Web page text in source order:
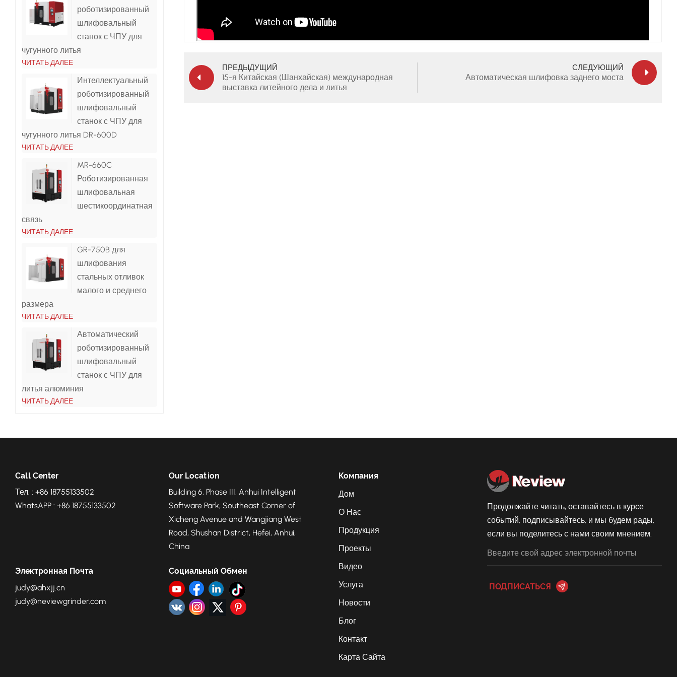
роботизированный
шлифовальный
станок с ЧПУ для
чугунного литья
ЧИТАТЬ ДАЛЕЕ
Интеллектуальный
роботизированный
шлифовальный
станок с ЧПУ для
чугунного литья DR-600D
ЧИТАТЬ ДАЛЕЕ
MR-660C
Роботизированная
шлифовальная
шестикоординатная
связь
ЧИТАТЬ ДАЛЕЕ
GR-750B для
шлифования
стальных отливок
малого и среднего
размера
ЧИТАТЬ ДАЛЕЕ
Автоматический
роботизированный
шлифовальный
станок с ЧПУ для
литья алюминия
ЧИТАТЬ ДАЛЕЕ
ПРЕДЫДУЩИЙ
15-я Китайская (Шанхайская) международная
выставка литейного дела и литья
СЛЕДУЮЩИЙ
Автоматическая шлифовка заднего моста
Продолжайте читать, оставайтесь в курсе
событий, подписывайтесь, и мы будем рады,
если вы поделитесь с нами своим мнением.
Call Center
Тел. : +86 18755133502
WhatsAPP : +86 18755133502
Our Location
Building 6, Phase III, Anhui Intelligent
Software Park, Southeast Corner of
Xicheng Avenue and Wangjiang West
Road, Shushan District, Hefei, Anhui,
China
Электронная Почта
judy@ahxjj.cn
judy@neviewgrinder.com
Социальный Обмен
Компания
Дом
О Нас
Продукция
Проекты
Видео
Услуга
Новости
Блог
Контакт
Карта Сайта